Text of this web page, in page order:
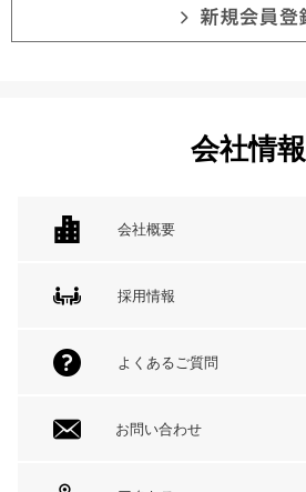
会社情報
会社概要
採用情報
よくあるご質問
お問い合わせ